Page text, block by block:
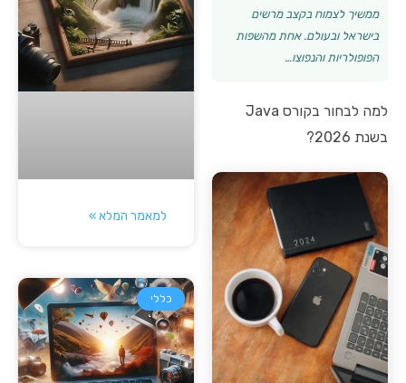
ממשיך לצמוח בקצב מרשים
בישראל ובעולם. אחת מהשפות
הפופולריות והנפוצו…
למה לבחור בקורס Java
בשנת 2026?
למאמר המלא »
כללי